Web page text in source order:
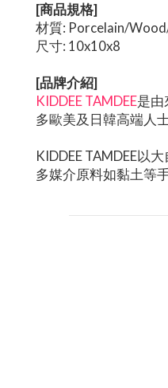
[商品規格]
材質: Porcelain/
尺寸: 10x10x8
[品牌介紹]
KIDDEE TAMDEE是
多歐美及日韓高端人
KIDDEE TAMDEE以
多媒介原料如黏土等